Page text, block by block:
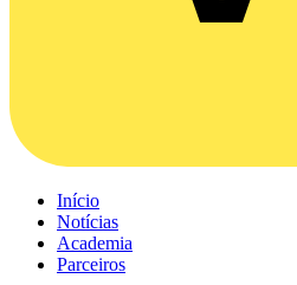
Início
Notícias
Academia
Parceiros